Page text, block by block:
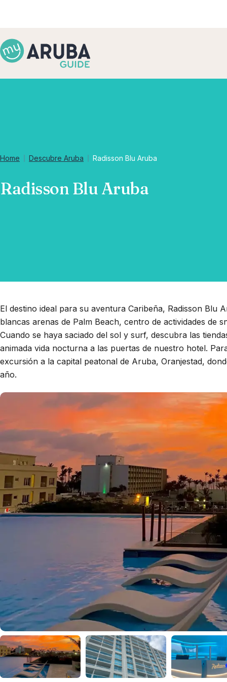
Home Descubre Aruba Radisson Blu Aruba
Radisson Blu Aruba
El destino ideal para su aventura Caribeña, Radisson Blu
blancas arenas de Palm Beach, centro de actividades de
Cuando se haya saciado del sol y surf, descubra las
animada vida nocturna a las puertas de nuestro hotel.
excursión a la capital peatonal de Aruba, Oranjestad,
año.